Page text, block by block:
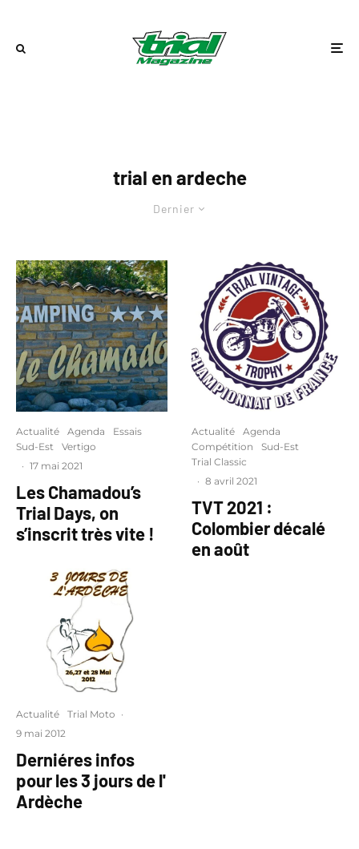
trial en ardeche
Dernier
Actualité Agenda
Essais
Sud-Est
Vertigo
· 17 mai 2021
Les Chamadou’s
Trial Days, on
s’inscrit très vite !
Actualité Trial Moto ·
9 mai 2012
Derniéres infos
pour les 3 jours de l'
Ardèche
Actualité
Agenda
Compétition
Sud-Est
Trial Classic
· 8 avril 2021
TVT 2021 :
Colombier décalé
en août